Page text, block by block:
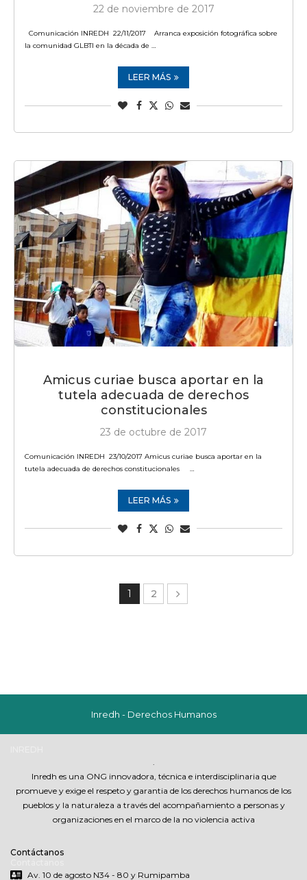
22 de noviembre de 2017
Comunicación INREDH 22/11/2017 Arranca exposición fotográfica sobre
la comunidad GLBTI en la década de …
LEER MÁS
Amicus curiae busca aportar en la
tutela adecuada de derechos
constitucionales
23 de octubre de 2017
Comunicación INREDH 23/10/2017 Amicus curiae busca aportar en la
tutela adecuada de derechos constitucionales …
LEER MÁS
1 2
Inredh - Derechos Humanos
Inredh es una ONG innovadora, técnica e interdisciplinaria que
promueve y exige el respeto y garantia de los derechos humanos de los
pueblos y la naturaleza a través del acompañamiento a personas y
organizaciones en el marco de la no violencia activa
Contáctanos
Av. 10 de agosto N34 - 80 y Rumipamba